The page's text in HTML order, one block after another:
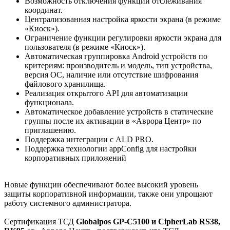
координат.
Централизованная настройка яркости экрана (в режиме
«Киоск»).
Ограничение функции регулировки яркости экрана для
пользователя (в режиме «Киоск»).
Автоматическая группировка Android устройств по
критериям: производитель и модель, тип устройства,
версия ОС, наличие или отсутствие шифрования
файлового хранилища.
Реализация открытого API для автоматизации
функционала.
Автоматическое добавление устройств в статические
группы после их активации в «Аврора Центр» по
приглашению.
Поддержка интеграции с ALD PRO.
Поддержка технологии appConfig для настройки
корпоративных приложений
Новые функции обеспечивают более высокий уровень
защиты корпоративной информации, также они упрощают
работу системного администратора.
Сертификация ТСД Globalpos GP-C5100 и CipherLab RS38,